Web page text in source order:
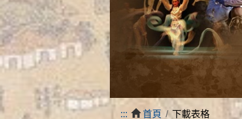
::: 首頁 下載表格